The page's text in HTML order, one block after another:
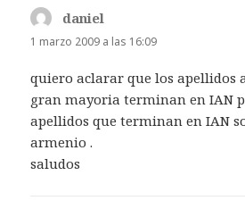
daniel
1 marzo 2009 a las 16:09
quiero aclarar que los apellidos
gran mayoria terminan en IAN
apellidos que terminan en IAN
armenio .
saludos